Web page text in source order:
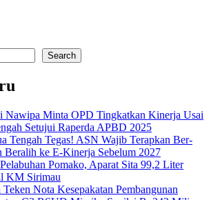
Search
Nawipa Minta OPD Tingkatkan Kinerja Usai
Setujui Raperda APBD 2025
Tengah Tegas! ASN Wajib Terapkan Ber-
ke E-Kinerja Sebelum 2027
Pomako, Aparat Sita 99,2 Liter
KM Sirimau
Nota Kesepakatan Pembangunan